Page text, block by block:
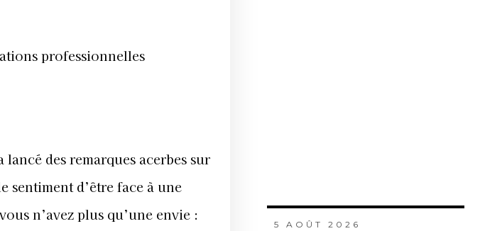
professionnelles
des remarques acerbes sur
sentiment d’être face à une
n’avez plus qu’une envie :
5 AOÛT 2026